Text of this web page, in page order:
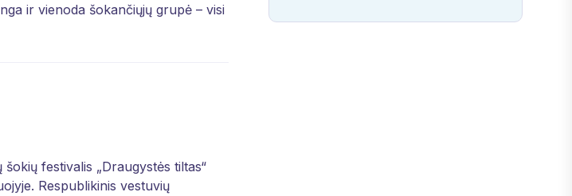
ir vienoda šokančiųjų grupė – visi
festivalis „Draugystės tiltas“
Respublikinis vestuvių